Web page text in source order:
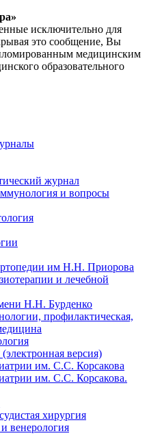
исключительно для
это сообщение, Вы
медицинским
образовательного
журнал
и вопросы
им Н.Н. Приорова
и лечебной
Н.Н. Бурденко
профилактическая,
версия)
им. С.С. Корсакова
им. С.С. Корсакова.
хирургия
венерология